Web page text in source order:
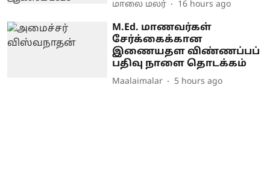
மாலை மலர் 16 hours ago
M.Ed. மாணவர்கள்
சேர்க்கைக்கான
இணையதள விண்ணப்பப்
பதிவு நாளை தொடக்கம்
Maalaimalar 5 hours ago